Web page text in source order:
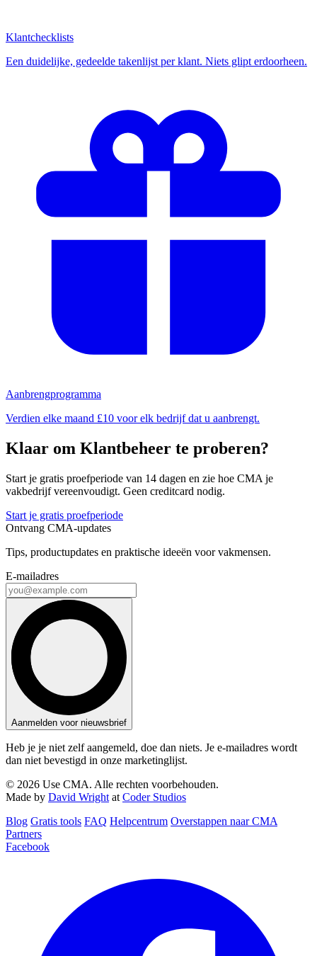
Klantchecklists
Een duidelijke, gedeelde takenlijst per klant. Niets glipt erdoorheen.
Aanbrengprogramma
Verdien elke maand £10 voor elk bedrijf dat u aanbrengt.
Klaar om Klantbeheer te proberen?
Start je gratis proefperiode van 14 dagen en zie hoe CMA je
vakbedrijf vereenvoudigt. Geen creditcard nodig.
Start je gratis proefperiode
Ontvang CMA-updates
Tips, productupdates en praktische ideeën voor vakmensen.
E-mailadres
Aanmelden voor nieuwsbrief
Heb je je niet zelf aangemeld, doe dan niets. Je e-mailadres wordt
dan niet bevestigd in onze marketinglijst.
© 2026 Use CMA. Alle rechten voorbehouden.
Made by David Wright at Coder Studios
Blog‎ Gratis tools FAQ Helpcentrum Overstappen naar CMA
Partners
Facebook